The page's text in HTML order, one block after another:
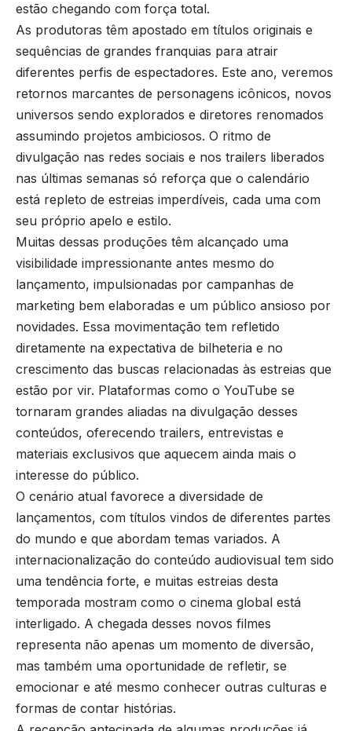
estão chegando com força total.
As produtoras têm apostado em títulos originais e
sequências de grandes franquias para atrair
diferentes perfis de espectadores. Este ano, veremos
retornos marcantes de personagens icônicos, novos
universos sendo explorados e diretores renomados
assumindo projetos ambiciosos. O ritmo de
divulgação nas redes sociais e nos trailers liberados
nas últimas semanas só reforça que o calendário
está repleto de estreias imperdíveis, cada uma com
seu próprio apelo e estilo.
Muitas dessas produções têm alcançado uma
visibilidade impressionante antes mesmo do
lançamento, impulsionadas por campanhas de
marketing bem elaboradas e um público ansioso por
novidades. Essa movimentação tem refletido
diretamente na expectativa de bilheteria e no
crescimento das buscas relacionadas às estreias que
estão por vir. Plataformas como o YouTube se
tornaram grandes aliadas na divulgação desses
conteúdos, oferecendo trailers, entrevistas e
materiais exclusivos que aquecem ainda mais o
interesse do público.
O cenário atual favorece a diversidade de
lançamentos, com títulos vindos de diferentes partes
do mundo e que abordam temas variados. A
internacionalização do conteúdo audiovisual tem sido
uma tendência forte, e muitas estreias desta
temporada mostram como o cinema global está
interligado. A chegada desses novos filmes
representa não apenas um momento de diversão,
mas também uma oportunidade de refletir, se
emocionar e até mesmo conhecer outras culturas e
formas de contar histórias.